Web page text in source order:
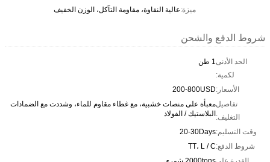
ميزة:عالية النقاوة، مقاومة التآكل، الوزن الخفيف
شروط الدفع والشحن
الحد الأدنى
لكمية:
1 طن
الأسعار:200-800USD
تفاصيل
التغليف:
معبأة على منصات خشبية، مع غطاء مقاوم للماء، وشددت مع الضمادات
البلاستيك / الفولاذ
وقت التسليم:20-30Days
شروط الدفع:TT، L / C